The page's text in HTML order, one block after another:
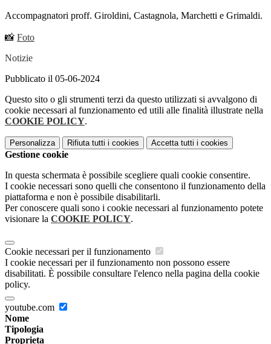
Accompagnatori proff. Giroldini, Castagnola, Marchetti e Grimaldi.
📸 Foto
Notizie
Pubblicato il 05-06-2024
Questo sito o gli strumenti terzi da questo utilizzati si avvalgono di
cookie necessari al funzionamento ed utili alle finalità illustrate nella
COOKIE POLICY.
Personalizza Rifiuta tutti i cookies Accetta tutti i cookies
Gestione cookie
In questa schermata è possibile scegliere quali cookie consentire.
I cookie necessari sono quelli che consentono il funzionamento della
piattaforma e non è possibile disabilitarli.
Per conoscere quali sono i cookie necessari al funzionamento potete
visionare la COOKIE POLICY.
Cookie necessari per il funzionamento
I cookie necessari per il funzionamento non possono essere
disabilitati. È possibile consultare l'elenco nella pagina della cookie
policy.
youtube.com
Nome
Tipologia
Proprieta